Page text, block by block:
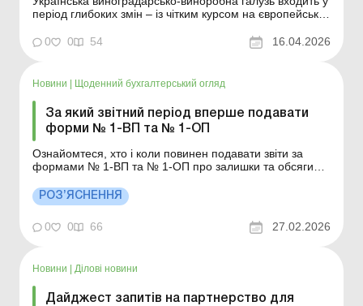
період глибоких змін – із чітким курсом на європейські
ролі професійних об’єднань. У чому полягає
трансформація і що вони означають для бізнесу?
0 0 54 16.04.2026
Новини Щоденний бухгалтерський огляд
За який звітний період вперше подавати
форми № 1-ВП та № 1-ОП
Ознайомтеся, хто і коли повинен подавати звіти за
формами № 1-ВП та № 1-ОП про залишки та обсяги
спиртових дистилятів, біоетанолу, алкогольних напоїв,
тютюнових виробів, тютюнової сировини, тютюну,
промислових замінників тютюну, рідин, які
вкористовуються...
РОЗ’ЯСНЕННЯ
0 0 66 27.02.2026
Новини Ділові новини
Дайджест запитів на партнерство для